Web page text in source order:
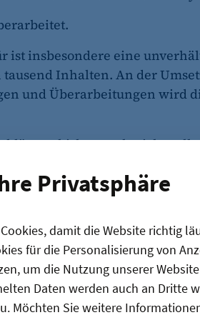
Privatsphäre
damit die Website richtig
für die Personalisierung von
um die Nutzung unserer
Daten werden auch an Dritte
Möchten Sie weitere
insbesondere eine
Inhalten. An der
und Überarbeitungen wird
bisher noch nicht
finden sich in der
werden ….
der Kriterien desBITV
durch eine unabhängige